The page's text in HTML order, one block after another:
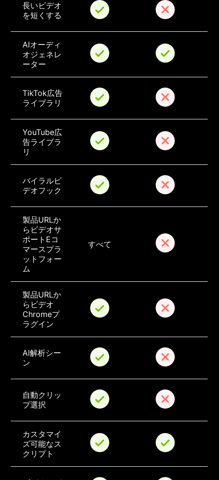
長いビデオ
を短くする
AIオーディ
オジェネレ
ーター
TikTok広告
ライブラリ
YouTube広
告ライブラ
リ
バイラルビ
デオフック
製品URLか
らビデオサ
ポートEコ
マースプラ
ットフォー
ム
すべて
製品URLか
らビデオ
Chromeプ
ラグイン
AI解析シー
ン
自動クリッ
プ選択
カスタマイ
ズ可能なス
クリプト